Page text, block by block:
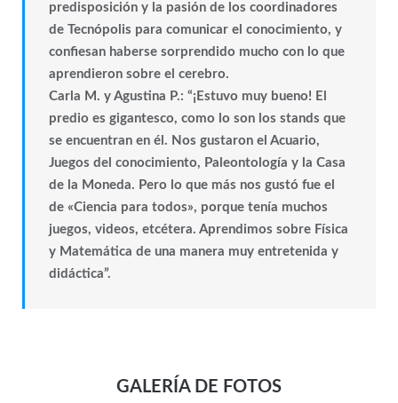
predisposición y la pasión de los coordinadores
de Tecnópolis para comunicar el conocimiento, y
confiesan haberse sorprendido mucho con lo que
aprendieron sobre el cerebro.
Carla M. y Agustina P.: “¡Estuvo muy bueno! El
predio es gigantesco, como lo son los stands que
se encuentran en él. Nos gustaron el Acuario,
Juegos del conocimiento, Paleontología y la Casa
de la Moneda. Pero lo que más nos gustó fue el
de «Ciencia para todos», porque tenía muchos
juegos, videos, etcétera. Aprendimos sobre Física
y Matemática de una manera muy entretenida y
didáctica”.
GALERÍA DE FOTOS